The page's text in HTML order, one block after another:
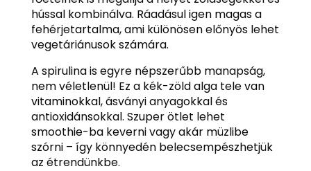
hússal kombinálva. Ráadásul igen magas a
fehérjetartalma, ami különösen előnyös lehet
vegetáriánusok számára.
A spirulina is egyre népszerűbb manapság,
nem véletlenül! Ez a kék-zöld alga tele van
vitaminokkal, ásványi anyagokkal és
antioxidánsokkal. Szuper ötlet lehet
smoothie-ba keverni vagy akár müzlibe
szórni – így könnyedén belecsempészhetjük
az étrendünkbe.